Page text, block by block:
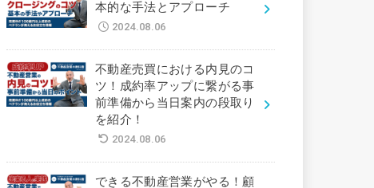
本的な手法とアプローチ
2024.08.06
不動産売買における内見のコ
ツ！成約率アップに繋がる事
前準備から当日案内の段取り
を紹介！
2024.08.06
できる不動産営業がやる！顧